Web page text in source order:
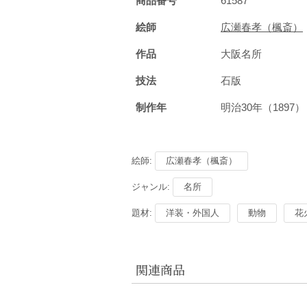
絵師 広瀬春孝（楓斎）
作品 大阪名所
技法 石版
制作年 明治30年（1897
絵師: 広瀬春孝（楓斎）
ジャンル: 名所
題材: 洋装・外国人 動物 花
関連商品